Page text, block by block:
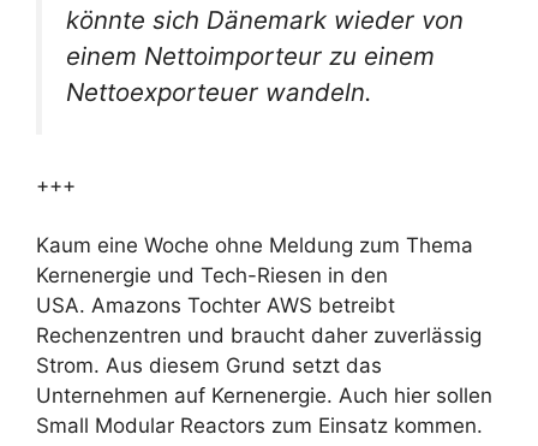
könnte sich Dänemark wieder von
einem Nettoimporteur zu einem
Nettoexporteuer wandeln.
+++
Kaum eine Woche ohne Meldung zum Thema
Kernenergie und Tech-Riesen in den
USA. Amazons Tochter AWS betreibt
Rechenzentren und braucht daher zuverlässig
Strom. Aus diesem Grund setzt das
Unternehmen auf Kernenergie. Auch hier sollen
Small Modular Reactors zum Einsatz kommen.